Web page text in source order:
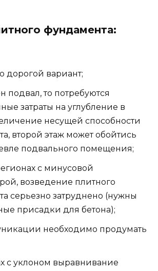
фундамента:
дорогой вариант;
подвал, то потребуются
затраты на углубление в
несущей способности
второй этаж может обойтись
подвального помещения;
с минусовой
возведение плитного
серьезно затруднено (нужны
присадки для бетона);
необходимо продумать
с уклоном выравнивание